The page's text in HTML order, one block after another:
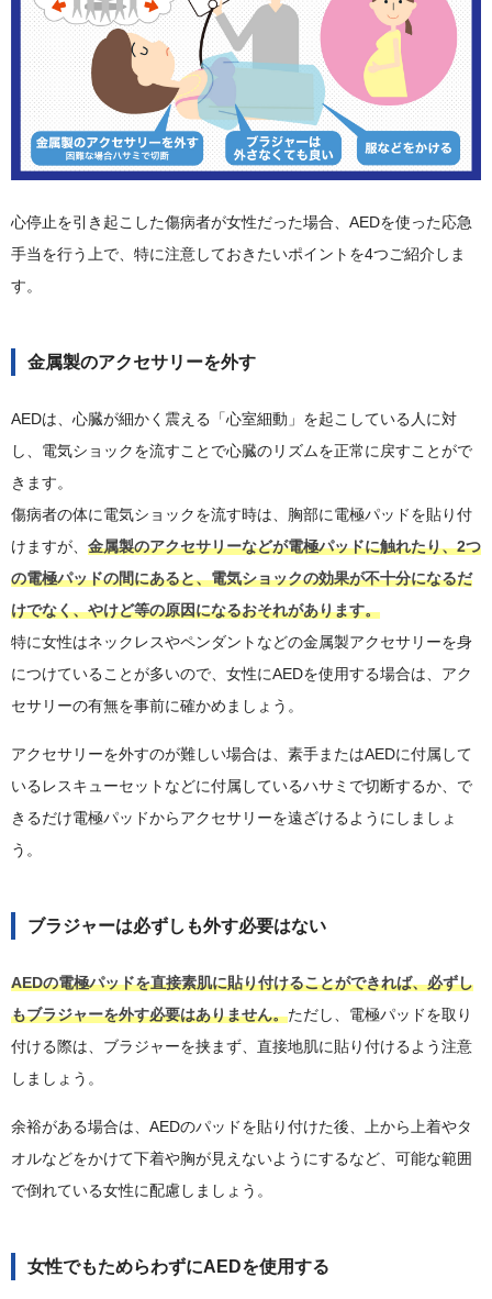
心停止を引き起こした傷病者が女性だった場合、AEDを使った応急
手当を行う上で、特に注意しておきたいポイントを4つご紹介しま
す。
金属製のアクセサリーを外す
AEDは、心臓が細かく震える「心室細動」を起こしている人に対
し、電気ショックを流すことで心臓のリズムを正常に戻すことがで
きます。
傷病者の体に電気ショックを流す時は、胸部に電極パッドを貼り付
けますが、 金属製のアクセサリーなどが電極パッドに触れたり、2つ
の電極パッドの間にあると、電気ショックの効果が不十分になるだ
けでなく、やけど等の原因になるおそれがあります。
特に女性はネックレスやペンダントなどの金属製アクセサリーを身
につけていることが多いので、女性にAEDを使用する場合は、アク
セサリーの有無を事前に確かめましょう。
アクセサリーを外すのが難しい場合は、素手またはAEDに付属して
いるレスキューセットなどに付属しているハサミで切断するか、で
きるだけ電極パッドからアクセサリーを遠ざけるようにしましょ
う。
ブラジャーは必ずしも外す必要はない
AEDの電極パッドを直接素肌に貼り付けることができれば、必ずし
もブラジャーを外す必要はありません。ただし、電極パッドを取り
付ける際は、ブラジャーを挟まず、直接地肌に貼り付けるよう注意
しましょう。
余裕がある場合は、AEDのパッドを貼り付けた後、上から上着やタ
オルなどをかけて下着や胸が見えないようにするなど、可能な範囲
で倒れている女性に配慮しましょう。
女性でもためらわずにAEDを使用する